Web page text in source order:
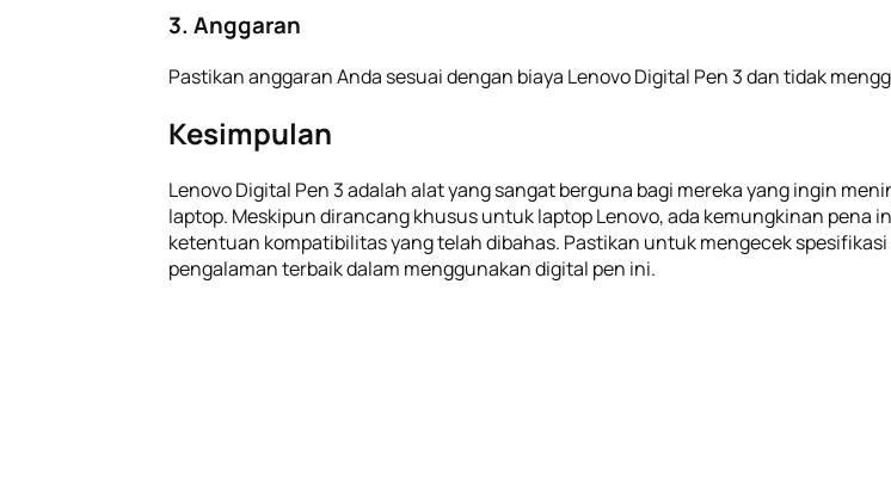
3. Anggaran
Pastikan anggaran Anda sesuai dengan biaya Lenovo Digital Pen 3 dan tidak
Kesimpulan
Lenovo Digital Pen 3 adalah alat yang sangat berguna bagi mereka yang ingin
laptop. Meskipun dirancang khusus untuk laptop Lenovo, ada kemungkinan pena
ketentuan kompatibilitas yang telah dibahas. Pastikan untuk mengecek
pengalaman terbaik dalam menggunakan digital pen ini.